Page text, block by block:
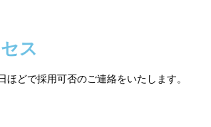
ス
ほどで採用可否のご連絡をいたします。